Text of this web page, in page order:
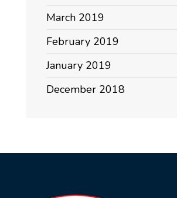
March 2019
February 2019
January 2019
December 2018